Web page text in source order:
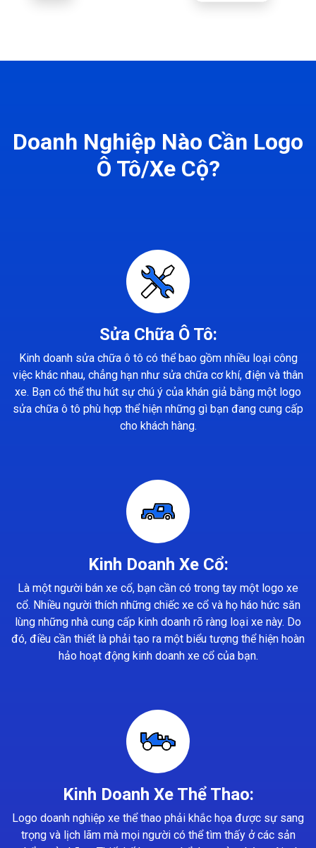
Doanh Nghiệp Nào Cần Logo
Ô Tô/Xe Cộ?
Sửa Chữa Ô Tô:
Kinh doanh sửa chữa ô tô có thể bao gồm nhiều loại công
việc khác nhau, chẳng hạn như sửa chữa cơ khí, điện và thân
xe. Bạn có thể thu hút sự chú ý của khán giả bằng một logo
sửa chữa ô tô phù hợp thể hiện những gì bạn đang cung cấp
cho khách hàng.
Kinh Doanh Xe Cổ:
Là một người bán xe cổ, bạn cần có trong tay một logo xe
cổ. Nhiều người thích những chiếc xe cổ và họ háo hức săn
lùng những nhà cung cấp kinh doanh rõ ràng loại xe này. Do
đó, điều cần thiết là phải tạo ra một biểu tượng thể hiện hoàn
hảo hoạt động kinh doanh xe cổ của bạn.
Kinh Doanh Xe Thể Thao:
Logo doanh nghiệp xe thể thao phải khắc họa được sự sang
trọng và lịch lãm mà mọi người có thể tìm thấy ở các sản